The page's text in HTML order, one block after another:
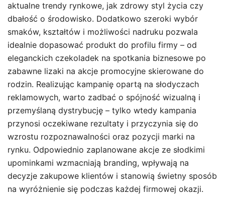
aktualne trendy rynkowe, jak zdrowy styl życia czy
dbałość o środowisko. Dodatkowo szeroki wybór
smaków, kształtów i możliwości nadruku pozwala
idealnie dopasować produkt do profilu firmy – od
eleganckich czekoladek na spotkania biznesowe po
zabawne lizaki na akcje promocyjne skierowane do
rodzin. Realizując kampanię opartą na słodyczach
reklamowych, warto zadbać o spójność wizualną i
przemyślaną dystrybucję – tylko wtedy kampania
przynosi oczekiwane rezultaty i przyczynia się do
wzrostu rozpoznawalności oraz pozycji marki na
rynku. Odpowiednio zaplanowane akcje ze słodkimi
upominkami wzmacniają branding, wpływają na
decyzje zakupowe klientów i stanowią świetny sposób
na wyróżnienie się podczas każdej firmowej okazji.